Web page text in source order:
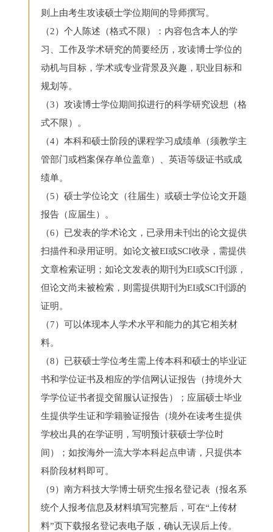
则上由考生攻读硕士学位期间的导师撰写。
（2）个人陈述（格式不限）：内容包含本人的学
习、工作及学术研究的简要经历，攻读博士学位的
动机与目标，学术或专业背景及兴趣，职业目标和
规划等。
（3）攻读博士学位期间拟进行的科学研究设想（格
式不限）。
（4）本科和硕士阶段的课程学习成绩单（须教学主
管部门或档案保存单位盖章）、英语等级证书或成
绩单。
（5）硕士学位论文（往届生）或硕士学位论文开题
报告（应届生）。
（6）已发表的学术论文，已录用未刊出的论文提供
扫描件和录用证明。如论文被EI或SCI收录，需提供
文章检索证明；如论文发表的期刊为EI或SCI刊源，
但论文尚未被检索，则需提供期刊为EI或SCI刊源的
证明。
（7）可以体现本人学术水平和能力的其它相关材
料。
（8）已获硕士学位考生需上传本科和硕士的毕业证
书和学位证书及相应的学信网认证报告（持境外大
学学位证书者提交留服认证报告）；应届硕士毕业
生提供学生证和学籍验证报告（境外在读考生提供
学校出具的在学证明，写明预计获硕士学位时
间）；如按海外一流大学本科起点申请，只提供本
科阶段材料即可。
（9）南方科技大学博士研究生报名登记表（报名系
统个人报考信息及材料填写完整后，可在“上传材
料”页下载报名登记表电子版，确认无误后上传。